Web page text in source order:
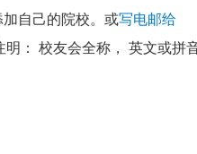
自己的院校。或写电邮给
明： 校友会全称， 英文或拼